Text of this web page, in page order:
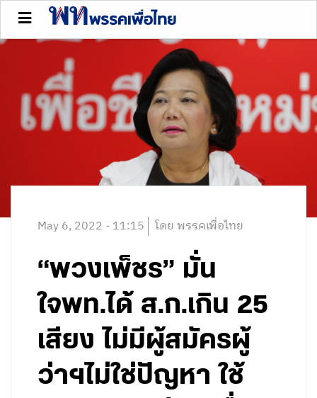
May 6, 2022 - 11:15 โดย พรรคเพื่อไทย
“พวงเพ็ชร” มั่น
ใจพท.ได้ ส.ก.เกิน 25
เสียง ไม่มีผู้สมัครผู้
ว่าฯไม่ใช่ปัญหา ใช้